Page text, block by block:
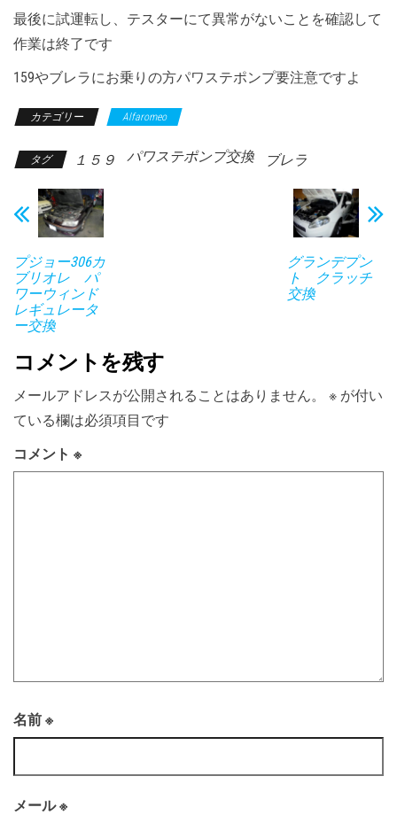
最後に試運転し、テスターにて異常がないことを確認して
作業は終了です
159やブレラにお乗りの方パワステポンプ要注意ですよ
カテゴリー Alfaromeo
タグ １５９ パワステポンプ交換 ブレラ
プジョー306カ
ブリオレ パ
ワーウィンド
レギュレータ
ー交換
グランデプン
ト クラッチ
交換
コメントを残す
メールアドレスが公開されることはありません。 ※ が付い
ている欄は必須項目です
コメント ※
名前 ※
メール※